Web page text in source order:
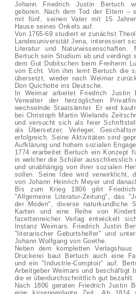
Johann Friedrich Justin Bertuch
geboren. Nach dem Tod der Eltern –
mit fünf, seinen Vater mit 15
Hause seines Onkels auf.
Von 1765-69 studiert er zunächst
Landesuniversität Jena, interessiert
Literatur und
Bertuch sein Studium ab und verdingt
dem Gut Dobitschen beim Freiherrn
von Echt. Von ihm lernt Bertuch die
übersetzt, wieder nach Weimar
Don Quichotte ins Deutsche.
In Weimar arbeitet Friedrich Justin
Verwalter der herzöglichen
wechselnde Staatsämter. Er wird
bei Christoph Martin Wielands
und versucht sich als feier
als Übersetzer, Verleger,
erfolgreich. Seine Aktivitäten sind
Aufklärung und hohem sozialen
1774 erarbeitet Bertuch ein Konzept
in welcher die Schüler ausschliesslich
und unabhängig von ihrer sozialen
sollen. Seine Idee wird verwirklicht,
von Johann Heinrich Meyer und
Bis zum Krieg 1806 gibt
"Allgemeine Literatur-Zeitung", das
der Moden", diverse naturkundliche
Karten und eine Reihe von
facettenreicher Verlag entwickelt
Instanz Weimars. Friedrich Justin
"literarischer Geburtshelfer" und
Johann Wolfgang von Goethe.
Neben dem kompletten
Druckerei baut Bertuch auch eine
und ein "Industrie-Comptoir" auf.
Arbeitgeber Weimars und beschäftigt
die er überdurchschnittlich gut bezahlt.
Nach 1806 geraten Friedrich Justin